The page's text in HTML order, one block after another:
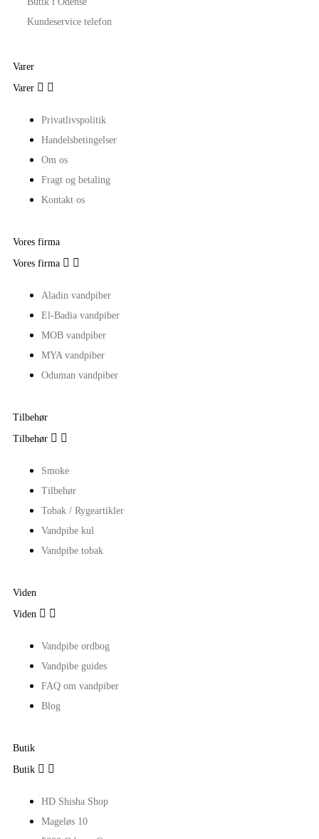
Kundeservice telefon
Varer
Varer  
Privatlivspolitik
Handelsbetingelser
Om os
Fragt og betaling
Kontakt os
Vores firma
Vores firma  
Aladin vandpiber
El-Badia vandpiber
MOB vandpiber
MYA vandpiber
Oduman vandpiber
Tilbehør
Tilbehør  
Smoke
Tilbehør
Tobak / Rygeartikler
Vandpibe kul
Vandpibe tobak
Viden
Viden  
Vandpibe ordbog
Vandpibe guides
FAQ om vandpiber
Blog
Butik
Butik  
HD Shisha Shop
Mageløs 10